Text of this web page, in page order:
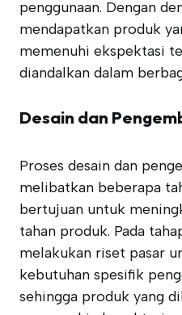
penggunaan. Dengan
mendapatkan produk
memenuhi ekspektasi
diandalkan dalam
Desain dan
Proses desain dan
melibatkan beberapa
bertujuan untuk
tahan produk. Pada
melakukan riset pasar
kebutuhan spesifik
sehingga produk yang